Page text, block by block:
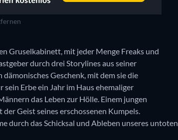
Gruselkabinett, mit jeder Menge Freaks und
durch drei Storylines aus seiner
Geschenk, mit dem sie die
Erbe ein Jahr im Haus ehemaliger
das Leben zur Hölle. Einem jungen
Geist seines erschossenen Kumpels.
durch das Schicksal und Ableben unseres untoten